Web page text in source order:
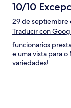
10/10
29 de septiembre
Traducir con
funcionarios
e uma vista para
variedades!